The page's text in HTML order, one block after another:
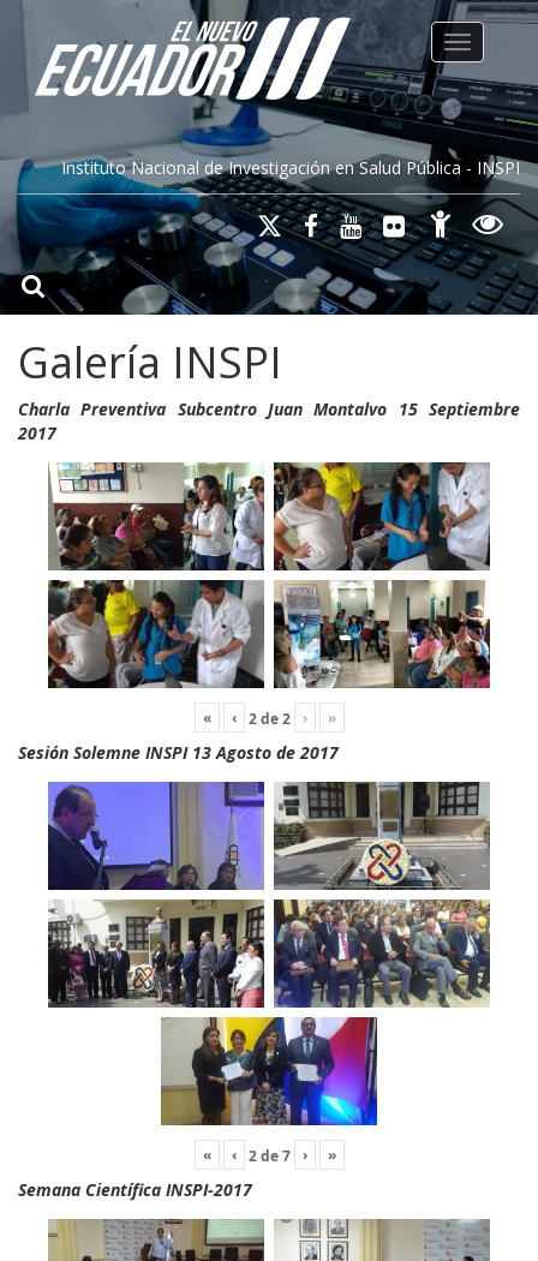
Instituto Nacional de Investigación en Salud Pública - INSPI
Toggle
Galería INSPI
Charla Preventiva Subcentro Juan Montalvo 15 Septiembre
2017
« ‹ 2de2 › »
Sesión Solemne INSPI 13 Agosto de 2017
« ‹ 2de7 › »
Semana Científica INSPI-2017